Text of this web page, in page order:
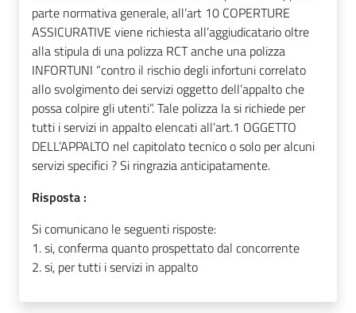
parte normativa generale, all’art 10 COPERTURE
ASSICURATIVE viene richiesta all’aggiudicatario oltre
alla stipula di una polizza RCT anche una polizza
INFORTUNI “contro il rischio degli infortuni correlato
allo svolgimento dei servizi oggetto dell’appalto che
possa colpire gli utenti”. Tale polizza la si richiede per
tutti i servizi in appalto elencati all’art.1 OGGETTO
DELL’APPALTO nel capitolato tecnico o solo per alcuni
servizi specifici ? Si ringrazia anticipatamente.
Risposta :
Si comunicano le seguenti risposte:
1. si, conferma quanto prospettato dal concorrente
2. si, per tutti i servizi in appalto